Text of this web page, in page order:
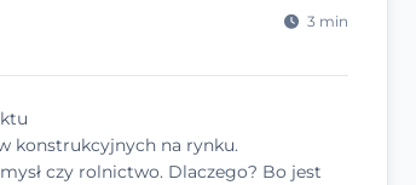
3 min
konstrukcyjnych na rynku.
czy rolnictwo. Dlaczego? Bo jest